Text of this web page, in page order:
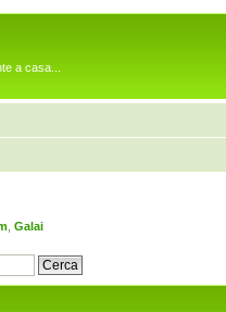
a casa...
Galai